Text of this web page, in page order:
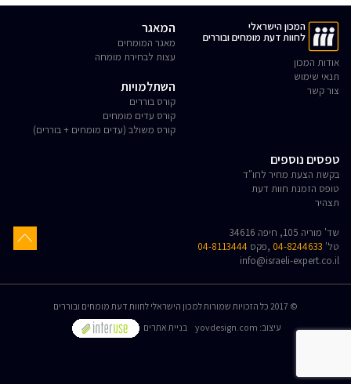
המכון הישראלי
לחוות דעת מומחים ובוררים
אודות המכון
תנאי שימוש
צור קשר
המאגר
מאגר המומחים
עצות לבחירת מומחה
השתלמויות
קורס בוררים
קורס עדים מומחים
קורס משולב (עדים מומחים + בוררים)
טפסים נוספים
בקשת הצעת מחיר לחו"ד
טופס הזמנת חוות דעת
תצהיר
שד' מוריה 105, חיפה 34616
טל' 04-8244633 ,פקס 04-8113444
info@israeli-expert.co.il
© 2017 כל הזכויות שמורות למכון הישראלי לחוות דעת מומחים ובוררים
בניית אתרים
yovdesign.com :עיצוב